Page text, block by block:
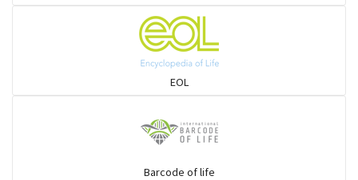
চড়ুই-বাবুই-খঞ্জন-তুলিকা-মুনিয়া
চড়ুই-বাবুই-খঞ্জন-তুলিকা-মুনিয়া
চিল-বাজ -ঈগল-শিকরে
EOL
Barcode of life